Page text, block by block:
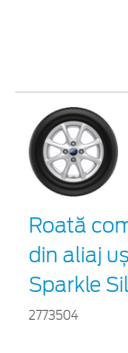
Roată
din aliaj
Sparkle
2773504